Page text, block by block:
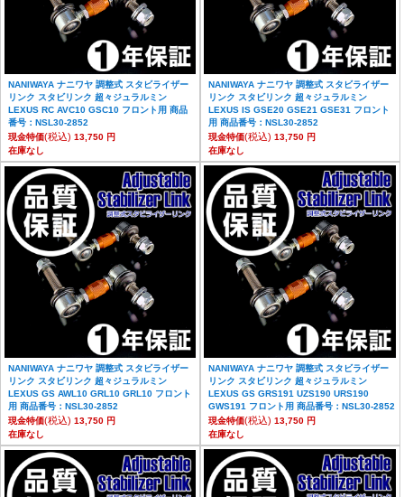
NANIWAYA ナニワヤ 調整式 スタビライザー
リンク スタビリンク 超々ジュラルミン
LEXUS RC AVC10 GSC10 フロント用 商品
番号：NSL30-2852
現金特価(税込) 13,750 円
在庫なし
NANIWAYA ナニワヤ 調整式 スタビライザー
リンク スタビリンク 超々ジュラルミン
LEXUS IS GSE20 GSE21 GSE31 フロント
用 商品番号：NSL30-2852
現金特価(税込) 13,750 円
在庫なし
NANIWAYA ナニワヤ 調整式 スタビライザー
リンク スタビリンク 超々ジュラルミン
LEXUS GS AWL10 GRL10 GRL10 フロント
用 商品番号：NSL30-2852
現金特価(税込) 13,750 円
在庫なし
NANIWAYA ナニワヤ 調整式 スタビライザー
リンク スタビリンク 超々ジュラルミン
LEXUS GS GRS191 UZS190 URS190
GWS191 フロント用 商品番号：NSL30-2852
現金特価(税込) 13,750 円
在庫なし